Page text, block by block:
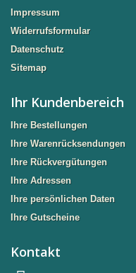
Impressum
Widerrufsformular
Datenschutz
Sitemap
Ihr Kundenbereich
Ihre Bestellungen
Ihre Warenrücksendungen
Ihre Rückvergütungen
Ihre Adressen
Ihre persönlichen Daten
Ihre Gutscheine
Kontakt